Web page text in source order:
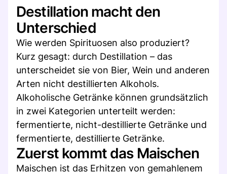
Destillation macht den
Unterschied
Wie werden Spirituosen also produziert?
Kurz gesagt: durch Destillation – das
unterscheidet sie von Bier, Wein und anderen
Arten nicht destillierten Alkohols.
Alkoholische Getränke können grundsätzlich
in zwei Kategorien unterteilt werden:
fermentierte, nicht-destillierte Getränke und
fermentierte, destillierte Getränke.
Zuerst kommt das Maischen
Maischen ist das Erhitzen von gemahlenem